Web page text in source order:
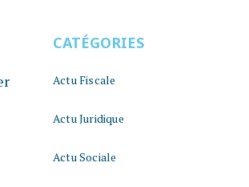
CATÉGORIES
Actu Fiscale
Actu Juridique
Actu Sociale